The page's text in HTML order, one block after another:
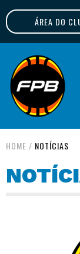
ÁREA DO
FPB
HOME / NOTÍCIAS